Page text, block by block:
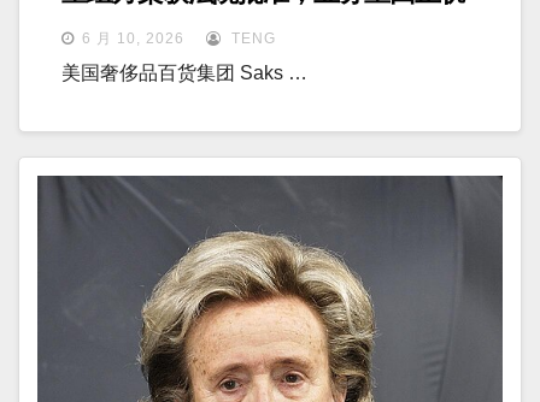
6 月 10, 2026 TENG
美国奢侈品百货集团 Saks …